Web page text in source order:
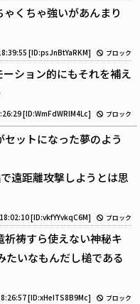
くちゃ強いがあんまり
[ID:psJnBtYaRKM] ブロック
ション的にもそれを補え
[ID:WmFdWRlM4Lc] ブロック
ットになった夢のよう
遠距離攻撃しようとは思
[ID:vkfYYvkqC6M] ブロック
祷すら使えない神秘キ
たいなもんだし槌である
[ID:xHeITS8B9Mc] ブロック